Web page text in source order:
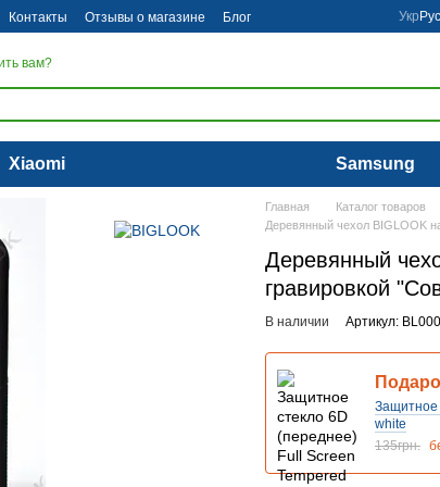
Контакты Отзывы о магазине Блог Укр Рус
вам?
Xiaomi Samsung
Главная Каталог товаров
Деревянный чехол BIGLOOK
Деревянный
гравировкой
В наличии Артикул:
Защитное
white
135грн.